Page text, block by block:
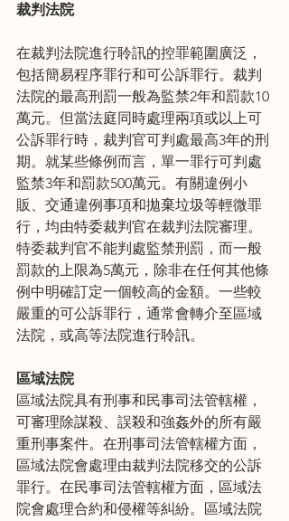
裁判法院
在裁判法院進行聆訊的控罪範圍廣泛，
包括簡易程序罪行和可公訴罪行。裁判
法院的最高刑罰一般為監禁2年和罰款10
萬元。但當法庭同時處理兩項或以上可
公訴罪行時，裁判官可判處最高3年的刑
期。就某些條例而言，單一罪行可判處
監禁3年和罰款500萬元。有關違例小
販、交通違例事項和拋棄垃圾等輕微罪
行，均由特委裁判官在裁判法院審理。
特委裁判官不能判處監禁刑罰，而一般
罰款的上限為5萬元，除非在任何其他條
例中明確訂定一個較高的金額。一些較
嚴重的可公訴罪行，通常會轉介至區域
法院，或高等法院進行聆訊。
區域法院
區域法院具有刑事和民事司法管轄權，
可審理除謀殺、誤殺和強姦外的所有嚴
重刑事案件。在刑事司法管轄權方面，
區域法院會處理由裁判法院移交的公訴
罪行。在民事司法管轄權方面，區域法
院會處理合約和侵權等糾紛。區域法院